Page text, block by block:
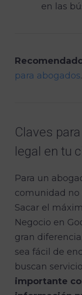
en las
para abogados.
Claves
legal en tu
Para un
comunidad no
Sacar el
Negocio en
gran
sea fácil de
buscan
importante